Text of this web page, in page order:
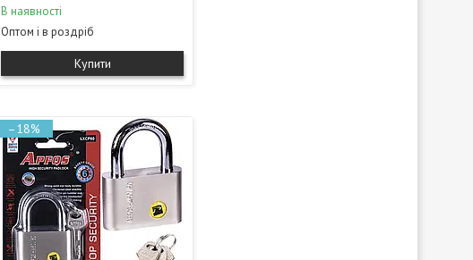
В наявності
Оптом і в роздріб
Купити
–18%